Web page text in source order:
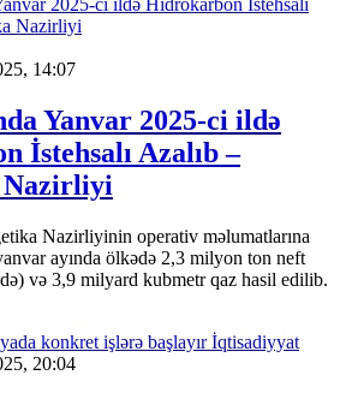
14:07
Yanvar 2025-ci ildə
İstehsalı Azalıb –
Nazirliyi
Nazirliyinin operativ məlumatlarına
ayında ölkədə 2,3 milyon ton neft
və 3,9 milyard kubmetr qaz hasil edilib.
İqtisadiyyat
20:04